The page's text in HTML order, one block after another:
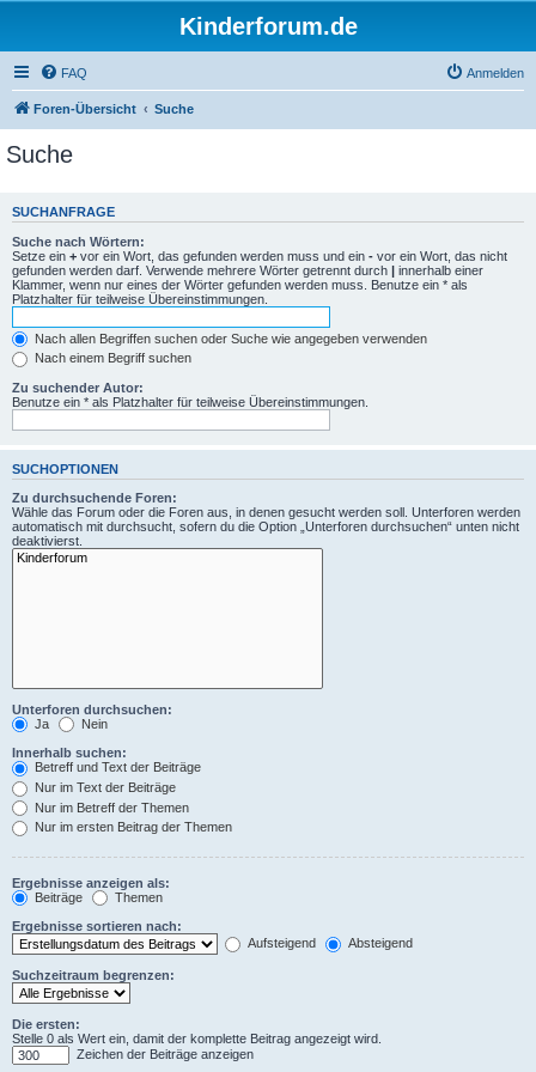
Kinderforum.de
FAQ Anmelden
Foren-Übersicht Suche
Suche
SUCHANFRAGE
Suche nach Wörtern:
Setze ein + vor ein Wort, das gefunden werden muss und ein - vor ein Wort, das nicht
gefunden werden darf. Verwende mehrere Wörter getrennt durch | innerhalb einer
Klammer, wenn nur eines der Wörter gefunden werden muss. Benutze ein * als
Platzhalter für teilweise Übereinstimmungen.
Nach allen Begriffen suchen oder Suche wie angegeben verwenden
Nach einem Begriff suchen
Zu suchender Autor:
Benutze ein * als Platzhalter für teilweise Übereinstimmungen.
SUCHOPTIONEN
Zu durchsuchende Foren:
Wähle das Forum oder die Foren aus, in denen gesucht werden soll. Unterforen werden
automatisch mit durchsucht, sofern du die Option „Unterforen durchsuchen“ unten nicht
deaktivierst.
Unterforen durchsuchen:
Ja
Nein
Innerhalb suchen:
Betreff und Text der Beiträge
Nur im Text der Beiträge
Nur im Betreff der Themen
Nur im ersten Beitrag der Themen
Ergebnisse anzeigen als:
Beiträge
Themen
Ergebnisse sortieren nach:
Aufsteigend
Absteigend
Suchzeitraum begrenzen:
Die ersten:
Stelle 0 als Wert ein, damit der komplette Beitrag angezeigt wird.
Zeichen der Beiträge anzeigen